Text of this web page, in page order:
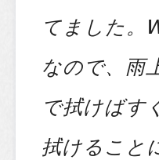
てました。
なので、雨
で拭けばす
拭けること